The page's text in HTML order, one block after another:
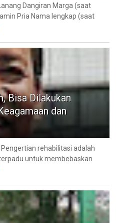
Dangiran Marga (saat
Pria Nama lengkap (saat
Bisa Dilakukan
dan
Pengertian rehabilitasi adalah
untuk membebaskan